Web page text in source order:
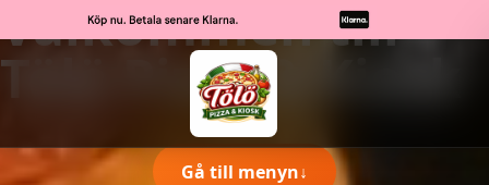
Välkommen till
Tölö Pizza & Kiosk
Gå till menyn↓